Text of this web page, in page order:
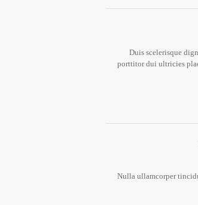
Duis scelerisque
porttitor dui ultricies
Nulla ullamcorper